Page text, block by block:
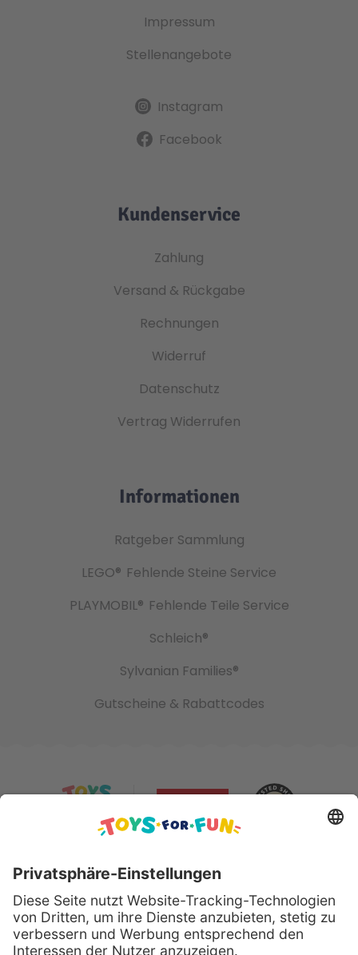
Impressum
Stellenangebote
Instagram
Facebook
Kundenservice
Zahlung
Versand & Rückgabe
Rechnungen
Widerruf
Datenschutz
Vertrag Widerrufen
Informationen
Ratgeber Sammlung
LEGO® Fehlende Steine Service
PLAYMOBIL® Fehlende Teile Service
Schleich®
Sylvanian Families®
Gutscheine & Rabattcodes
Sicher bezahlen mit: